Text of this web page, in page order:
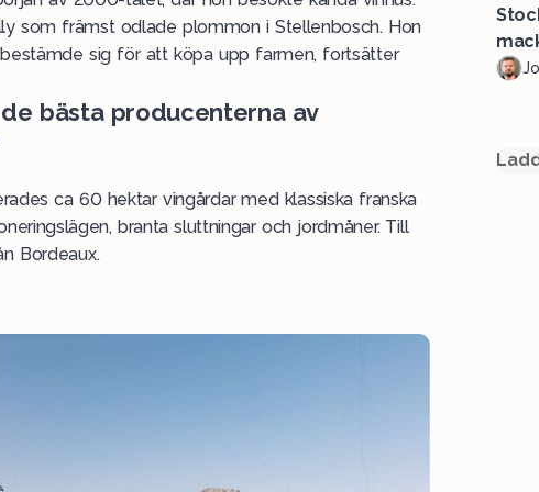
som främst odlade plommon i Stellenbosch. Hon
sig för att köpa upp farmen, fortsätter
bästa producenterna av
ca 60 hektar vingårdar med klassiska franska
branta sluttningar och jordmåner. Till
Bordeaux.